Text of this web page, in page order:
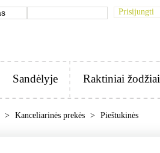
Prisijungti
Sandėlyje Raktiniai žodžiai
> Kanceliarinės prekės > Pieštukinės